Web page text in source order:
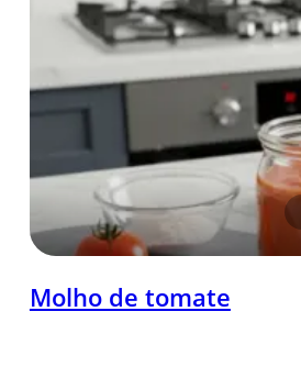
Molho de tomate